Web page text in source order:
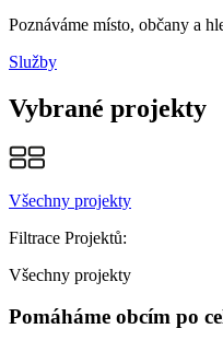
Poznáváme místo, občany a
Služby
Vybrané projekty
Všechny projekty
Filtrace Projektů:
Všechny projekty
Pomáháme obcím po